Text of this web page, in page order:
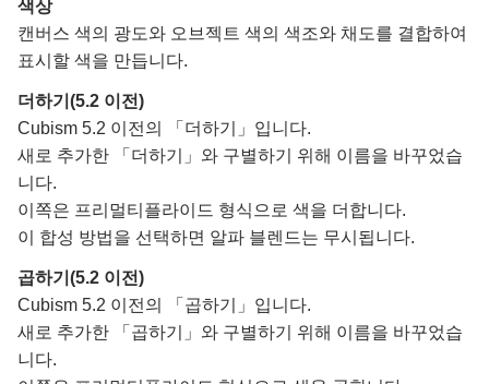
색상
캔버스 색의 광도와 오브젝트 색의 색조와 채도를 결합하여
표시할 색을 만듭니다.
더하기(5.2 이전)
Cubism 5.2 이전의 「더하기」입니다.
새로 추가한 「더하기」와 구별하기 위해 이름을 바꾸었습
니다.
이쪽은 프리멀티플라이드 형식으로 색을 더합니다.
이 합성 방법을 선택하면 알파 블렌드는 무시됩니다.
곱하기(5.2 이전)
Cubism 5.2 이전의 「곱하기」입니다.
새로 추가한 「곱하기」와 구별하기 위해 이름을 바꾸었습
니다.